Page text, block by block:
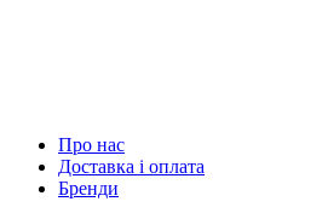
Про нас
Доставка і оплата
Бренди